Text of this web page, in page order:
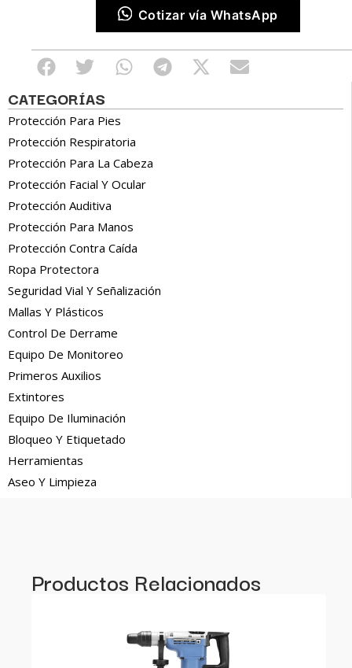
CATEGORÍAS
Protección Para Pies
Protección Respiratoria
Protección Para La Cabeza
Protección Facial Y Ocular
Protección Auditiva
Protección Para Manos
Protección Contra Caída
Ropa Protectora
Seguridad Vial Y Señalización
Mallas Y Plásticos
Control De Derrame
Equipo De Monitoreo
Primeros Auxilios
Extintores
Equipo De Iluminación
Bloqueo Y Etiquetado
Herramientas
Aseo Y Limpieza
Cotizar vía WhatsApp
Productos Relacionados